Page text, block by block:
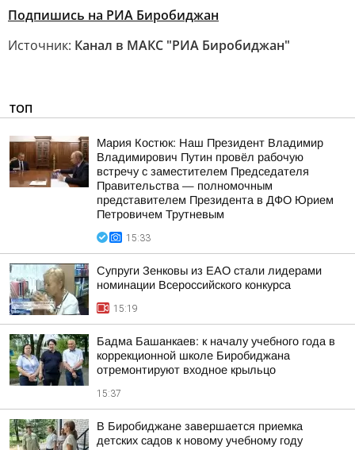
Подпишись на РИА Биробиджан
Источник: Канал в МАКС "РИА Биробиджан"
ТОП
Мария Костюк: Наш Президент Владимир
Владимирович Путин провёл рабочую
встречу с заместителем Председателя
Правительства — полномочным
представителем Президента в ДФО Юрием
Петровичем Трутневым
15:33
Супруги Зенковы из ЕАО стали лидерами
номинации Всероссийского конкурса
15:19
Бадма Башанкаев: к началу учебного года в
коррекционной школе Биробиджана
отремонтируют входное крыльцо
15:37
В Биробиджане завершается приемка
детских садов к новому учебному году